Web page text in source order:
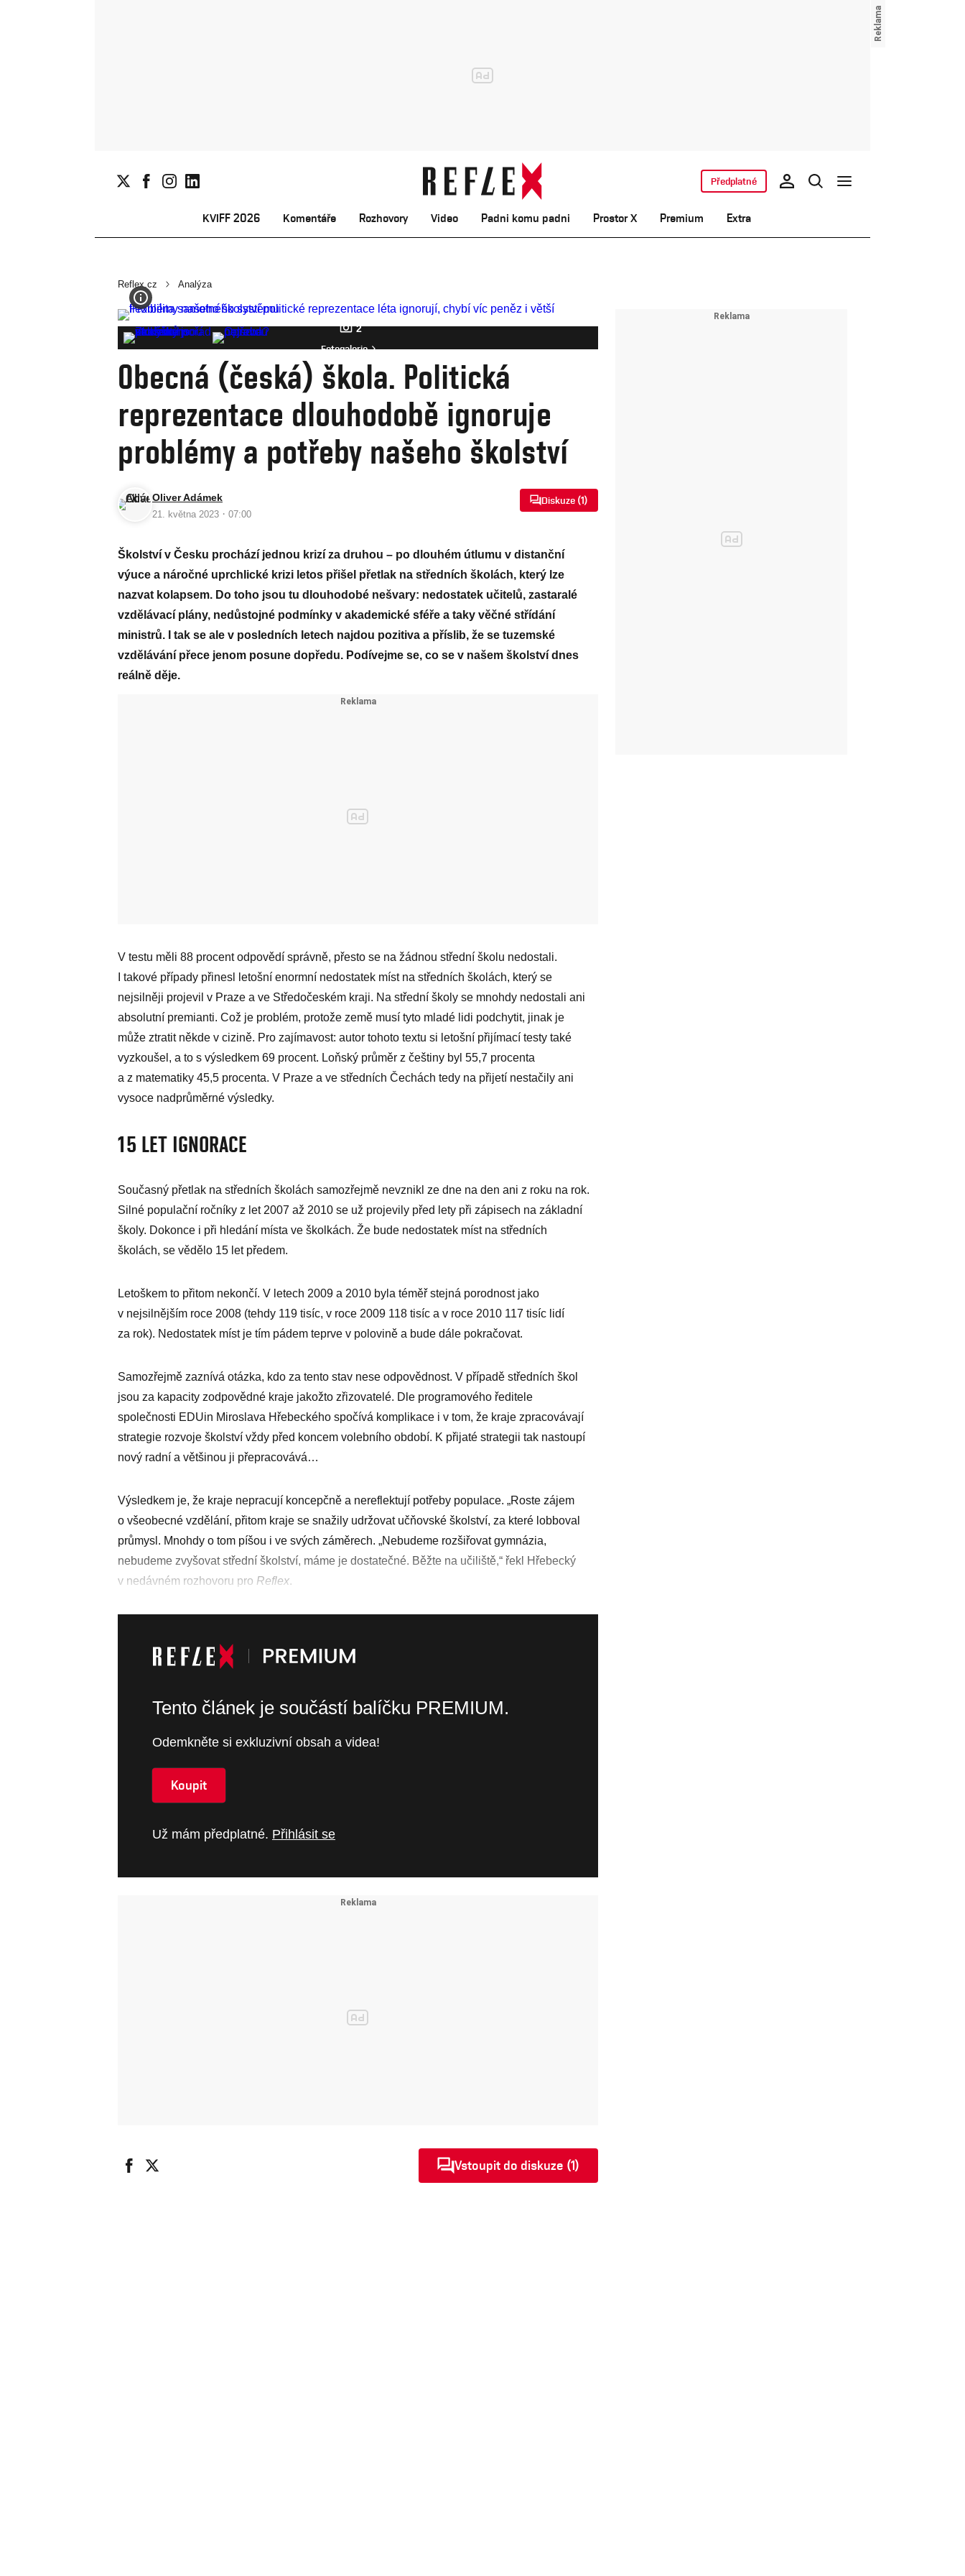
KVIFF 2026 Komentáře Rozhovory Video Padni komu padni Prostor X Premium Extra
Předplatné
Reflex.cz Analýza
2
Fotogalerie
Obecná (česká) škola. Politická
reprezentace dlouhodobě ignoruje
problémy a potřeby našeho školství
Oliver Adámek
21. května 2023 · 07:00
Diskuze (1)
Školství v Česku prochází jednou krizí za druhou – po dlouhém útlumu v distanční
výuce a náročné uprchlické krizi letos přišel přetlak na středních školách, který lze
nazvat kolapsem. Do toho jsou tu dlouhodobé nešvary: nedostatek učitelů, zastaralé
vzdělávací plány, nedůstojné podmínky v akademické sféře a taky věčné střídání
ministrů. I tak se ale v posledních letech najdou pozitiva a příslib, že se tuzemské
vzdělávání přece jenom posune dopředu. Podívejme se, co se v našem školství dnes
reálně děje.
V testu měli 88 procent odpovědí správně, přesto se na žádnou střední školu nedostali.
I takové případy přinesl letošní enormní nedostatek míst na středních školách, který se
nejsilněji projevil v Praze a ve Středočeském kraji. Na střední školy se mnohdy nedostali ani
absolutní premianti. Což je problém, protože země musí tyto mladé lidi podchytit, jinak je
může ztratit někde v cizině. Pro zajímavost: autor tohoto textu si letošní přijímací testy také
vyzkoušel, a to s výsledkem 69 procent. Loňský průměr z češtiny byl 55,7 procenta
a z matematiky 45,5 procenta. V Praze a ve středních Čechách tedy na přijetí nestačily ani
vysoce nadprůměrné výsledky.
15 LET IGNORACE
Současný přetlak na středních školách samozřejmě nevznikl ze dne na den ani z roku na rok.
Silné populační ročníky z let 2007 až 2010 se už projevily před lety při zápisech na základní
školy. Dokonce i při hledání místa ve školkách. Že bude nedostatek míst na středních
školách, se vědělo 15 let předem.
Letoškem to přitom nekončí. V letech 2009 a 2010 byla téměř stejná porodnost jako
v nejsilnějším roce 2008 (tehdy 119 tisíc, v roce 2009 118 tisíc a v roce 2010 117 tisíc lidí
za rok). Nedostatek míst je tím pádem teprve v polovině a bude dále pokračovat.
Samozřejmě zaznívá otázka, kdo za tento stav nese odpovědnost. V případě středních škol
jsou za kapacity zodpovědné kraje jakožto zřizovatelé. Dle programového ředitele
společnosti EDUin Miroslava Hřebeckého spočívá komplikace i v tom, že kraje zpracovávají
strategie rozvoje školství vždy před koncem volebního období. K přijaté strategii tak nastoupí
nový radní a většinou ji přepracovává…
Výsledkem je, že kraje nepracují koncepčně a nereflektují potřeby populace. „Roste zájem
o všeobecné vzdělání, přitom kraje se snažily udržovat učňovské školství, za které lobboval
průmysl. Mnohdy o tom píšou i ve svých záměrech. „Nebudeme rozšiřovat gymnázia,
nebudeme zvyšovat střední školství, máme je dostatečné. Běžte na učiliště,“ řekl Hřebecký
v nedávném rozhovoru pro Reflex.
Tento článek je součástí balíčku PREMIUM.
Odemkněte si exkluzivní obsah a videa!
Koupit
Už mám předplatné. Přihlásit se
Vstoupit do diskuze (1)